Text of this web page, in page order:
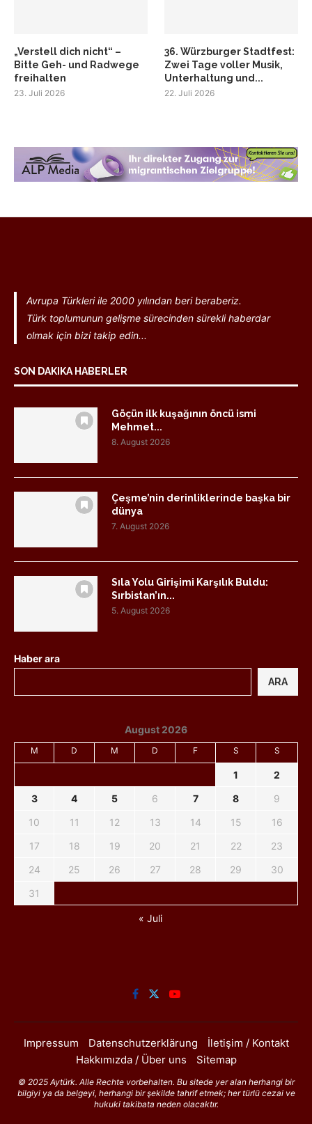
„Verstell dich nicht“ –
Bitte Geh- und Radwege
freihalten
23. Juli 2026
36. Würzburger Stadtfest:
Zwei Tage voller Musik,
Unterhaltung und...
22. Juli 2026
Avrupa Türkleri ile 2000 yılından beri beraberiz.
Türk toplumunun gelişme sürecinden sürekli haberdar
olmak için bizi takip edin...
SON DAKIKA HABERLER
Göçün ilk kuşağının öncü ismi
Mehmet...
8. August 2026
Çeşme’nin derinliklerinde başka bir
dünya
7. August 2026
Sıla Yolu Girişimi Karşılık Buldu:
Sırbistan’ın...
5. August 2026
Haber ara
ARA
August 2026
M D M D F S S
1
2
3
4 5 6 7 8
9
10
11 12 13 14 15
16
17
18 19 20 21 22
23
24
25 26 27 28 29
30
31
« Juli
Impressum Datenschutzerklärung
İletişim / Kontakt
Hakkımızda / Über uns
Sitemap
© 2025 Aytürk. Alle Rechte vorbehalten. Bu sitede yer alan herhangi bir
bilgiyi ya da belgeyi, herhangi bir şekilde tahrif etmek; her türlü cezai ve
hukuki takibata neden olacaktır.